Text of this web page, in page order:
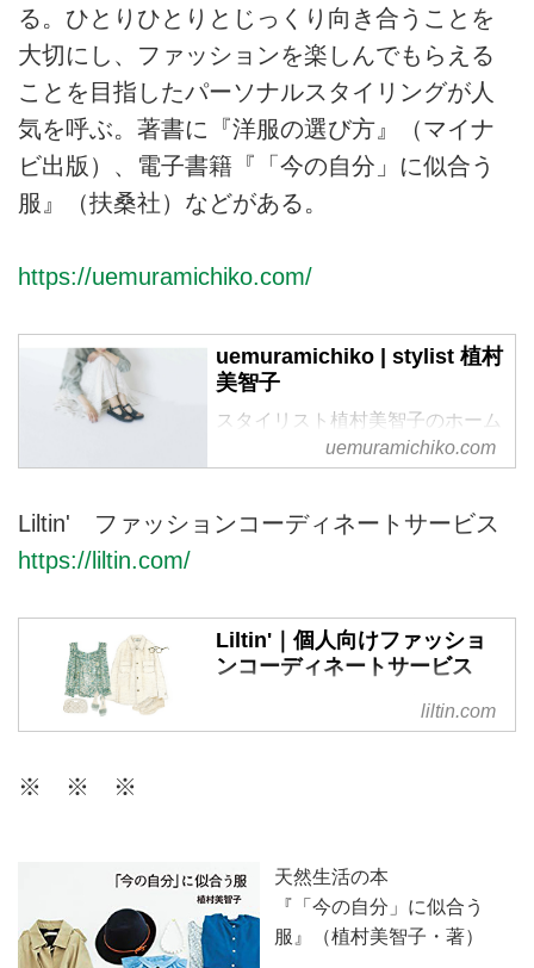
る。ひとりひとりとじっくり向き合うことを
大切にし、ファッションを楽しんでもらえる
ことを目指したパーソナルスタイリングが人
気を呼ぶ。著書に『洋服の選び方』（マイナ
ビ出版）、電子書籍『「今の自分」に似合う
服』（扶桑社）などがある。
https://uemuramichiko.com/
uemuramichiko | stylist 植村
美智子
スタイリスト植村美智子のホーム
ページです。uemuramichiko.com
Liltin' ファッションコーディネートサービス
https://liltin.com/
Liltin'｜個人向けファッショ
ンコーディネートサービス
リルティンは、個人の方が日頃の
ファッションに関するお悩みを相
しむお手伝いをいたします。
liltin.com
※ ※ ※
天然生活の本
『「今の自分」に似合う
服』（植村美智子・著）